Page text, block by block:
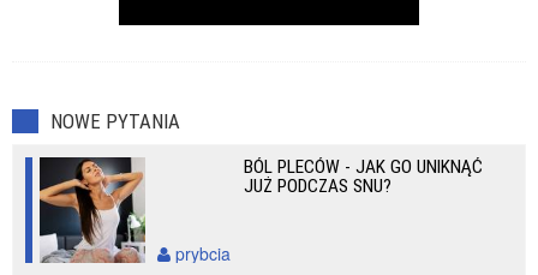
NOWE PYTANIA
BÓL PLECÓW - JAK GO UNIKNĄĆ
JUŻ PODCZAS SNU?
prybcia